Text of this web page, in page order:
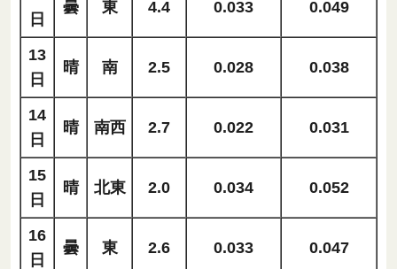
日
曇 東 4.4 0.033 0.049
13
日
晴 南 2.5 0.028 0.038
14
日
晴 南西 2.7 0.022 0.031
15
日
晴 北東 2.0 0.034 0.052
16
日
曇 東 2.6 0.033 0.047